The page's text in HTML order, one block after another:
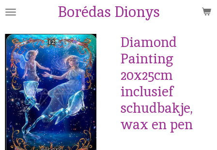
Ga
naar
de
hoofdinhoud
Borédas Dionys
Diamond
Painting
20x25cm
inclusief
schudbakje,
wax en pen